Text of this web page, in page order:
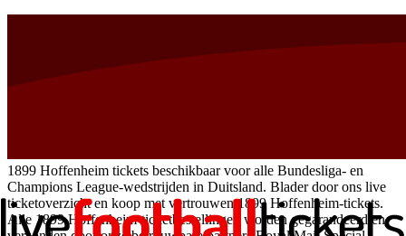
1899 Hoffenheim tickets beschikbaar voor alle Bundesliga- en
Champions League-wedstrijden in Duitsland. Blader door ons live
ticketoverzicht en koop met vertrouwen 1899 Hoffenheim-tickets.
Alle 1899 Hoffenheim-ticketbestellingen worden gegarandeerd en